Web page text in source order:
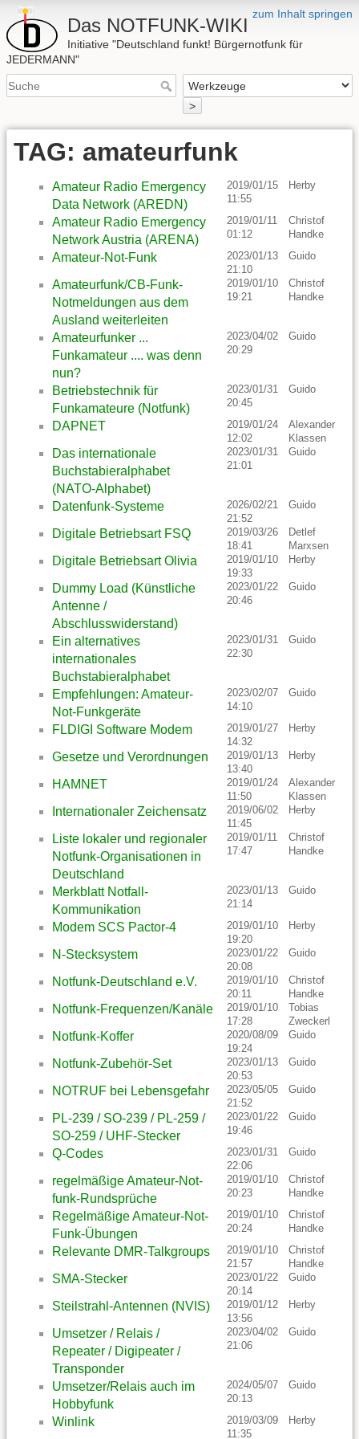
zum Inhalt springen
Das NOTFUNK-WIKI
Initiative "Deutschland funkt! Bürgernotfunk für
JEDERMANN"
>
TAG: amateurfunk
Amateur Radio Emergency
Data Network (AREDN)
2019/01/15
11:55
Herby
Amateur Radio Emergency
Network Austria (ARENA)
2019/01/11
01:12
Christof
Handke
Amateur-Not-Funk
2023/01/13
21:10
Guido
Amateurfunk/CB-Funk-
Notmeldungen aus dem
Ausland weiterleiten
2019/01/10
19:21
Christof
Handke
Amateurfunker ...
Funkamateur .... was denn
nun?
2023/04/02
20:29
Guido
Betriebstechnik für
Funkamateure (Notfunk)
2023/01/31
20:45
Guido
DAPNET
2019/01/24
12:02
Alexander
Klassen
Das internationale
Buchstabieralphabet
(NATO-Alphabet)
2023/01/31
21:01
Guido
Datenfunk-Systeme
2026/02/21
21:52
Guido
Digitale Betriebsart FSQ
2019/03/26
18:41
Detlef
Marxsen
Digitale Betriebsart Olivia
2019/01/10
19:33
Herby
Dummy Load (Künstliche
Antenne /
Abschlusswiderstand)
2023/01/22
20:46
Guido
Ein alternatives
internationales
Buchstabieralphabet
2023/01/31
22:30
Guido
Empfehlungen: Amateur-
Not-Funkgeräte
2023/02/07
14:10
Guido
FLDIGI Software Modem
2019/01/27
14:32
Herby
Gesetze und Verordnungen
2019/01/13
13:40
Herby
HAMNET
2019/01/24
11:50
Alexander
Klassen
Internationaler Zeichensatz
2019/06/02
11:45
Herby
Liste lokaler und regionaler
Notfunk-Organisationen in
Deutschland
2019/01/11
17:47
Christof
Handke
Merkblatt Notfall-
Kommunikation
2023/01/13
21:14
Guido
Modem SCS Pactor-4
2019/01/10
19:20
Herby
N-Stecksystem
2023/01/22
20:08
Guido
Notfunk-Deutschland e.V.
2019/01/10
20:11
Christof
Handke
Notfunk-Frequenzen/Kanäle
2019/01/10
17:28
Tobias
Zweckerl
Notfunk-Koffer
2020/08/09
19:24
Guido
Notfunk-Zubehör-Set
2023/01/13
20:53
Guido
NOTRUF bei Lebensgefahr
2023/05/05
21:52
Guido
PL-239 / SO-239 / PL-259 /
SO-259 / UHF-Stecker
2023/01/22
19:46
Guido
Q-Codes
2023/01/31
22:06
Guido
regelmäßige Amateur-Not-
funk-Rundsprüche
2019/01/10
20:23
Christof
Handke
Regelmäßige Amateur-Not-
Funk-Übungen
2019/01/10
20:24
Christof
Handke
Relevante DMR-Talkgroups
2019/01/10
21:57
Christof
Handke
SMA-Stecker
2023/01/22
20:14
Guido
Steilstrahl-Antennen (NVIS)
2019/01/12
13:56
Herby
Umsetzer / Relais /
Repeater / Digipeater /
Transponder
2023/04/02
21:06
Guido
Umsetzer/Relais auch im
Hobbyfunk
2024/05/07
20:13
Guido
Winlink
2019/03/09
11:35
Herby